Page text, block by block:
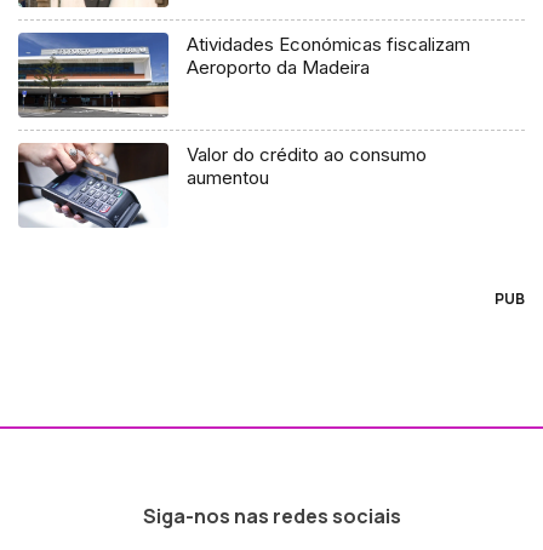
Atividades Económicas fiscalizam
Aeroporto da Madeira
Valor do crédito ao consumo
aumentou
PUB
Siga-nos nas redes sociais